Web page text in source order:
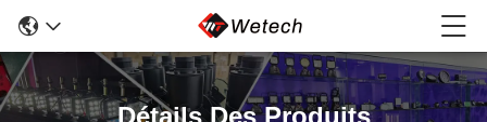
Détails Des Produits